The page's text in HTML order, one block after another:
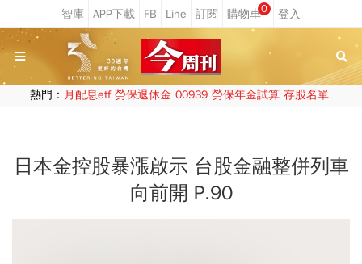
0
熱門： 月配息etf 勞保退休金 00939 勞保年金試算 存股名單
日本金控股暴漲啟示 台股金融整併列車
向前開 P.90